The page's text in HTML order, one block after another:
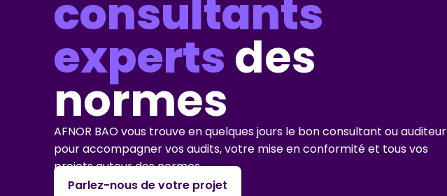
consultants
expertsdes
normes
AFNOR BAO vous trouve en quelques jours le bon consultant ou auditeur
pour accompagner vos audits, votre mise en conformité et tous vos
projets autour des normes.
Parlez-nous de votre projet